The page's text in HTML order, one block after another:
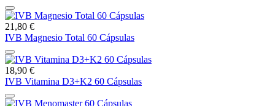
21,80 €
IVB Magnesio Total 60 Cápsulas
18,90 €
IVB Vitamina D3+K2 60 Cápsulas